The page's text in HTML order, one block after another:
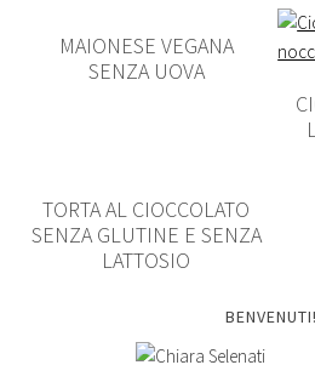
MAIONESE VEGANA
SENZA UOVA
TORTA AL CIOCCOLATO
SENZA GLUTINE E SENZA
LATTOSIO
BENVENUTI!